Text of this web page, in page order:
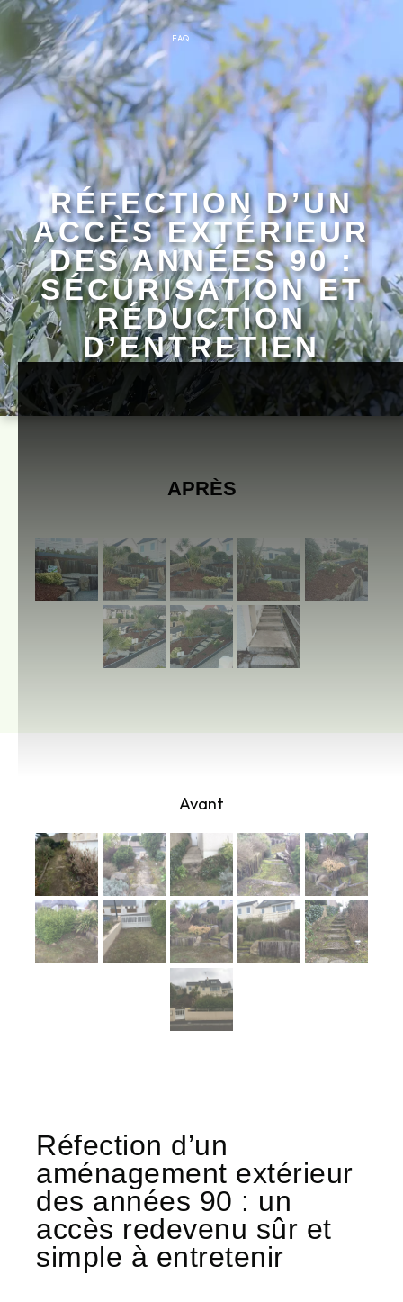
FAQ
RÉFECTION D’UN
ACCÈS EXTÉRIEUR
DES ANNÉES 90 :
SÉCURISATION ET
RÉDUCTION
D’ENTRETIEN
APRÈS
Avant
Réfection d’un
aménagement extérieur
des années 90 : un
accès redevenu sûr et
simple à entretenir